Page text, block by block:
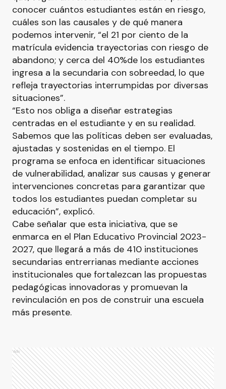
conocer cuántos estudiantes están en riesgo,
cuáles son las causales y de qué manera
podemos intervenir, “el 21 por ciento de la
matrícula evidencia trayectorias con riesgo de
abandono; y cerca del 40%de los estudiantes
ingresa a la secundaria con sobreedad, lo que
refleja trayectorias interrumpidas por diversas
situaciones”.
“Esto nos obliga a diseñar estrategias
centradas en el estudiante y en su realidad.
Sabemos que las políticas deben ser evaluadas,
ajustadas y sostenidas en el tiempo. El
programa se enfoca en identificar situaciones
de vulnerabilidad, analizar sus causas y generar
intervenciones concretas para garantizar que
todos los estudiantes puedan completar su
educación”, explicó.
Cabe señalar que esta iniciativa, que se
enmarca en el Plan Educativo Provincial 2023-
2027, que llegará a más de 410 instituciones
secundarias entrerrianas mediante acciones
institucionales que fortalezcan las propuestas
pedagógicas innovadoras y promuevan la
revinculación en pos de construir una escuela
más presente.
Ads